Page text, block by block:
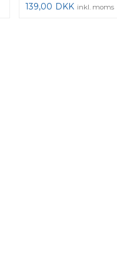
139,00 DKK inkl. moms